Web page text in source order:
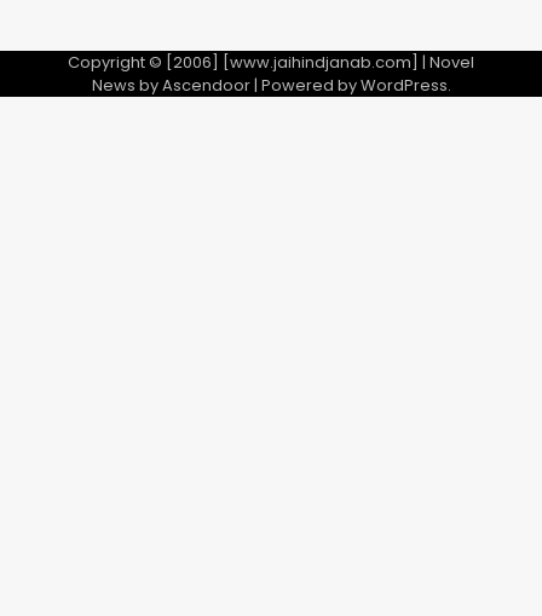
Copyright © [2006] [www.jaihindjanab.com] | Novel
News byAscendoor| Powered byWordPress.